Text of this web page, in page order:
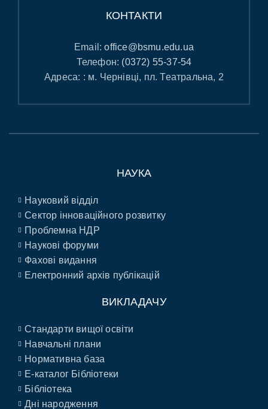
КОНТАКТИ
Email:office@bsmu.edu.ua
Телефон: (0372) 55-37-54
Адреса: : м. Чернівці, пл. Театральна, 2
НАУКА
Науковий відділ
Сектор інноваційного розвитку
Проблемна НДР
Наукові форуми
Фахові видання
Електронний архів публікацій
ВИКЛАДАЧУ
Стандарти вищої освіти
Навчальні плани
Нормативна база
E-каталог Бібліотеки
Бібліотека
Дні народження